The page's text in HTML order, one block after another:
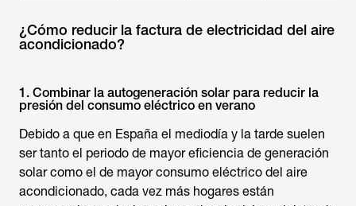
¿Cómo reducir la factura de electricidad del aire
acondicionado?
1. Combinar la autogeneración solar para reducir la
presión del consumo eléctrico en verano
Debido a que en España el mediodía y la tarde suelen
ser tanto el periodo de mayor eficiencia de generación
solar como el de mayor consumo eléctrico del aire
acondicionado, cada vez más hogares están